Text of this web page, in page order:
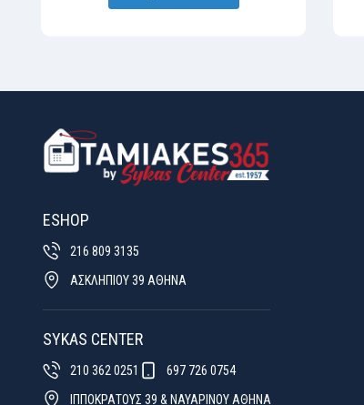
ESHOP
216 809 3135
ΑΣΚΛΗΠΙΟΥ 39 ΑΘΗΝΑ
SYKAS CENTER
210 362 0251
697 726 0754
ΙΠΠΟΚΡΑΤΟΥΣ 39 & ΝΑΥΑΡΙΝΟΥ ΑΘΗΝΑ